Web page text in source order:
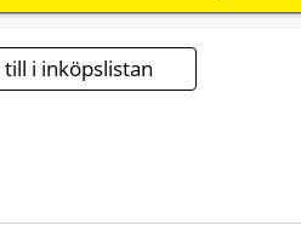
till i inköpslistan